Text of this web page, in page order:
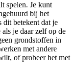
spelen. Je kunt
bij het
betekent dat je
je daar zelf op de
grondstoffen in
met andere
of probeer het met